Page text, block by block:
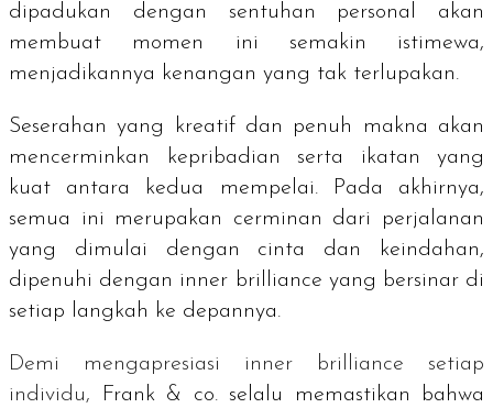
dipadukan dengan sentuhan personal akan
membuat momen ini semakin istimewa,
menjadikannya kenangan yang tak terlupakan.
Seserahan yang kreatif dan penuh makna akan
mencerminkan kepribadian serta ikatan yang
kuat antara kedua mempelai. Pada akhirnya,
semua ini merupakan cerminan dari perjalanan
yang dimulai dengan cinta dan keindahan,
dipenuhi dengan inner brilliance yang bersinar di
setiap langkah ke depannya.
Demi mengapresiasi inner brilliance setiap
individu,
Frank & co. selalu memastikan bahwa